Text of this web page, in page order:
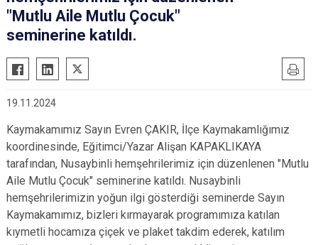
Derik
Kızıltepe
Midyat
Ömerli
"Mutlu Aile Mutlu Çocuk"
seminerine katıldı.
19.11.2024
Kaymakamımız Sayın Evren ÇAKIR, İlçe Kaymakamlığımız
koordinesinde, Eğitimci/Yazar Alişan KAPAKLIKAYA
tarafından, Nusaybinli hemşehrilerimiz için düzenlenen "Mutlu
Aile Mutlu Çocuk" seminerine katıldı. Nusaybinli
hemşehrilerimizin yoğun ilgi gösterdiği seminerde Sayın
Kaymakamımız, bizleri kırmayarak programımıza katılan
kıymetli hocamıza çiçek ve plaket takdim ederek, katılım